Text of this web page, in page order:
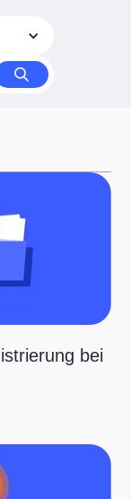
bei